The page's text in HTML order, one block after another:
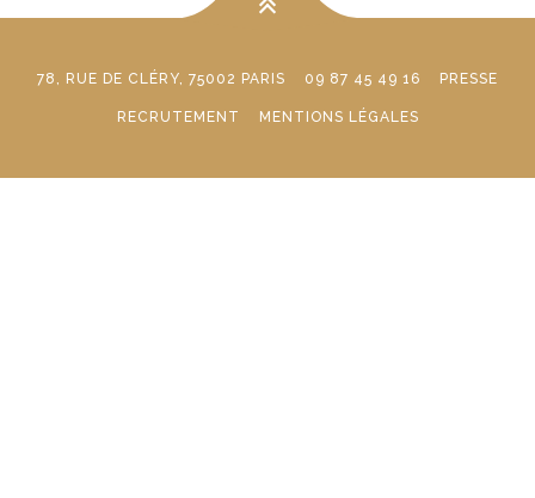
78, RUE DE CLÉRY, 75002 PARIS 09 87 45 49 16 PRESSE
RECRUTEMENT MENTIONS LÉGALES